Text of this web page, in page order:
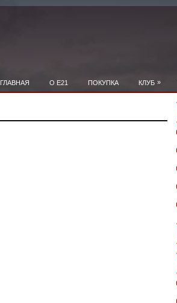
ГЛАВНАЯ О E21 ПОКУПКА КЛУБ »